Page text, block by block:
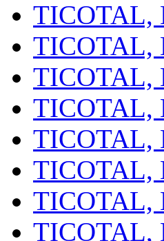
TICOTAL,
TICOTAL,
TICOTAL,
TICOTAL,
TICOTAL,
TICOTAL,
TICOTAL,
TICOTAL,